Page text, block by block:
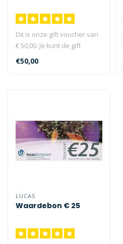
Dit is onze gift voucher van
€ 50,00. Je kunt de gift
voucher bestellen als ko..
€50,00
LUCAS
Waardebon € 25